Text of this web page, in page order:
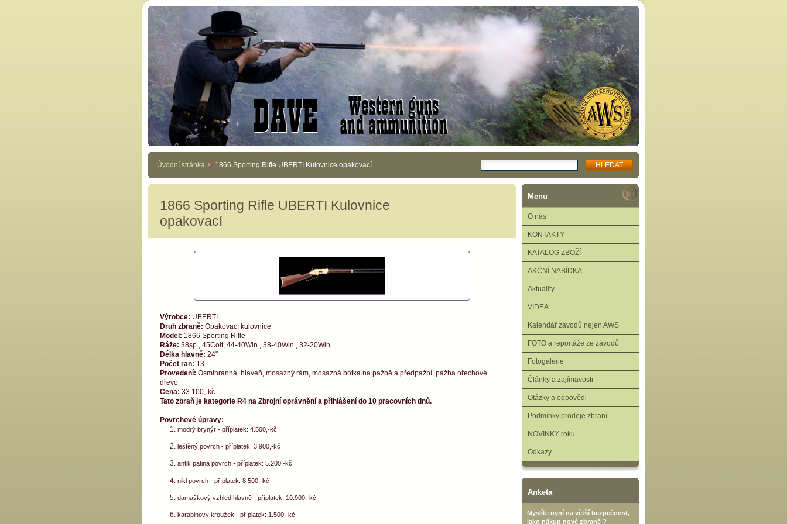
Úvodní stránka 1866 Sporting Rifle UBERTI Kulovnice opakovací
1866 Sporting Rifle UBERTI Kulovnice
opakovací
Výrobce: UBERTI
Druh zbraně: Opakovací kulovnice
Model: 1866 Sporting Rifle
Ráže: 38sp., 45Colt, 44-40Win., 38-40Win., 32-20Win.
Délka hlavně: 24"
Počet ran: 13
Provedení: Osmihranná hlaveň, mosazný rám, mosazná botka na pažbě a předpažbí, pažba ořechové
dřevo
Cena: 33.100,-kč
Tato zbraň je kategorie R4 na Zbrojní oprávnění a přihlášení do 10 pracovních dnů.
Povrchové úpravy:
modrý brynýr - příplatek: 4.500,-kč
leštěný povrch - příplatek: 3.900,-kč
antik patina povrch - příplatek: 5.200,-kč
nikl povrch - příplatek: 8.500,-kč
damaškový vzhled hlavně - příplatek: 10.900,-kč
karabinový kroužek - příplatek: 1.500,-kč
Menu
O nás
KONTAKTY
KATALOG ZBOŽÍ
AKČNÍ NABÍDKA
Aktuality
VIDEA
Kalendář závodů nejen AWS
FOTO a reportáže ze závodů
Fotogalerie
Články a zajímavosti
Otázky a odpovědi
Podmínky prodeje zbraní
NOVINKY roku
Odkazy
Anketa
Myslíte nyní na větší bezpečnost,
jako nákup nové zbraně ?